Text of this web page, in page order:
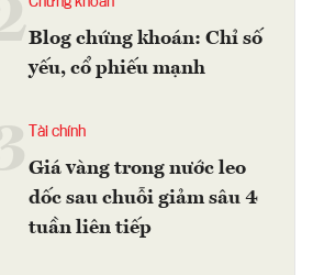
2Blog chứng khoán: Chỉ số
yếu, cổ phiếu mạnh
Tài chính
Giá vàng trong nước leo
dốc sau chuỗi giảm sâu 4
tuần liên tiếp